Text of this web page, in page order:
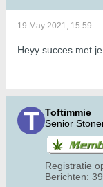
19 May 2021, 15:59
Heyy succes met
Toftimmie
Senior
Registratie
Berichten: 39